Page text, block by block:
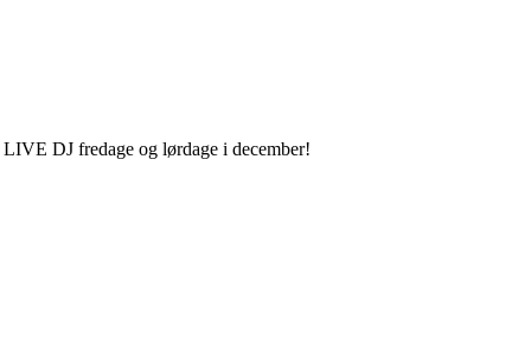
DJ fredage og lørdage i december!